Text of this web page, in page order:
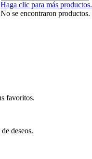
Haga clic para más productos.
No se encontraron productos.
favoritos.
deseos.